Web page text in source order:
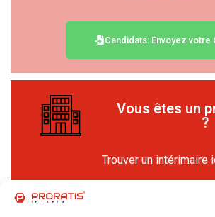
Candidats: Envoyez votre
Vous êtes un
?
Trouver un intérimaire